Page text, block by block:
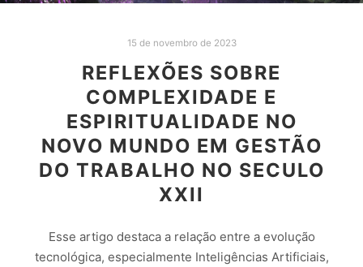
15 de novembro de 2023
REFLEXÕES SOBRE
COMPLEXIDADE E
ESPIRITUALIDADE NO
NOVO MUNDO EM GESTÃO
DO TRABALHO NO SECULO
XXII
Esse artigo destaca a relação entre a evolução
tecnológica, especialmente Inteligências Artificiais,